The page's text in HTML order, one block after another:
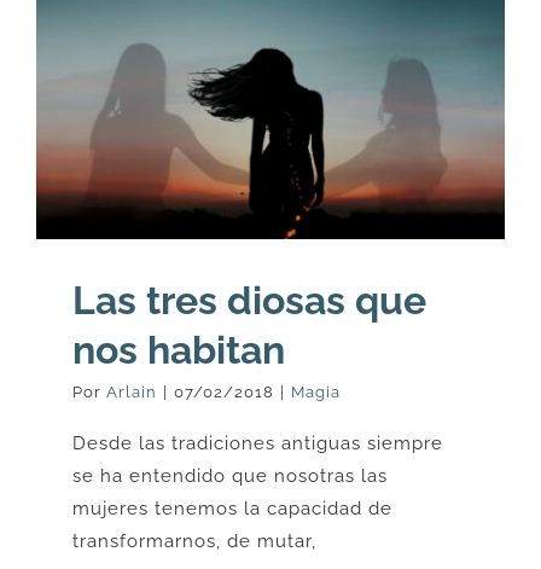
Las tres diosas que
nos habitan
Por Arlain | 07/02/2018 | Magia
Desde las tradiciones antiguas siempre
se ha entendido que nosotras las
mujeres tenemos la capacidad de
transformarnos, de mutar,